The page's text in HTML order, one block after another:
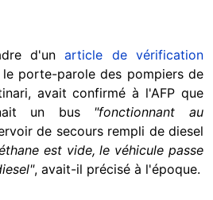
d'unarticle de vérification
porte-parole des pompiers de
avait confirmé à l'AFP que
un bus "fonctionnant au
de secours rempli de diesel
est vide, le véhicule passe
, avait-il précisé à l'époque.